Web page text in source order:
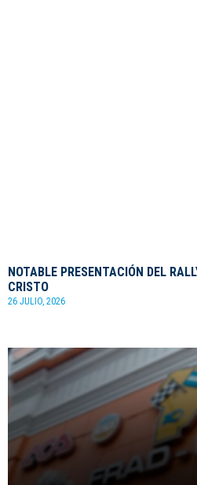
NOTABLE PRESENTACIÓN DEL
CRISTO
26 JULIO, 2026